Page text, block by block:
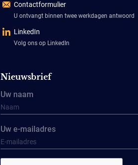
Contactformulier
U ontvangt binnen twee werkdagen antwoord
LinkedIn
Volg ons op LinkedIn
Nieuwsbrief
Uw naam
Uw e-mailadres